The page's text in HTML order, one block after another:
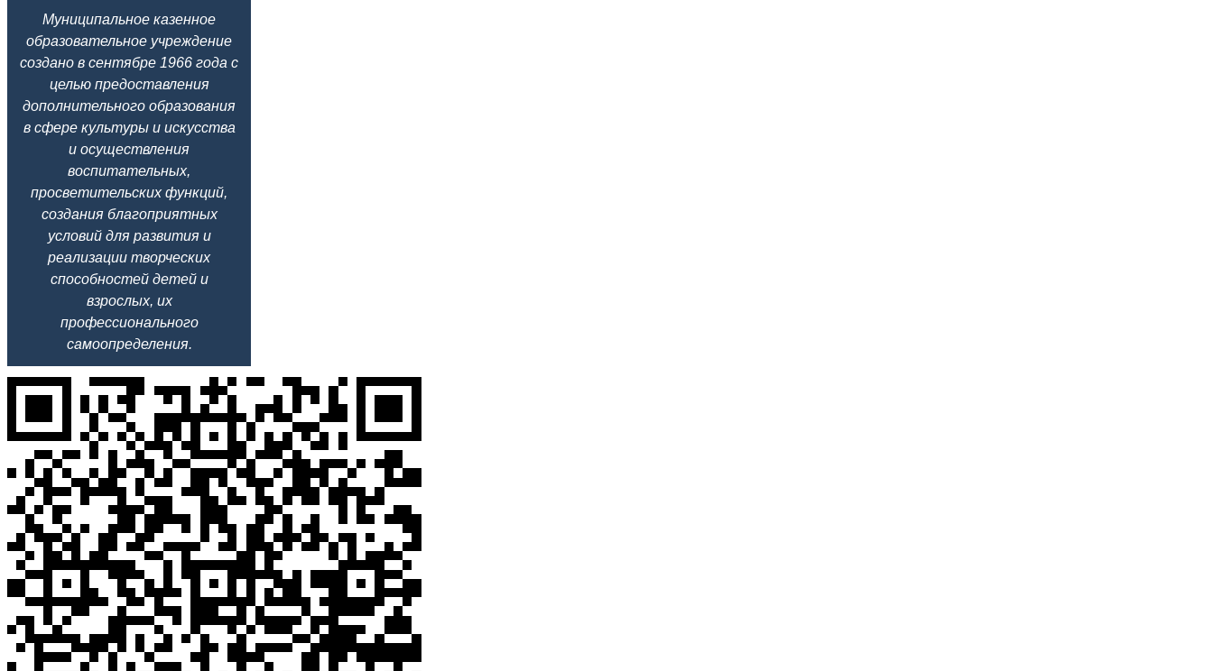
Муниципальное казенное
образовательное учреждение
создано в сентябре 1966 года с
целью предоставления
дополнительного образования
в сфере культуры и искусства
и осуществления
воспитательных,
просветительских функций,
создания благоприятных
условий для развития и
реализации творческих
способностей детей и
взрослых, их
профессионального
самоопределения.